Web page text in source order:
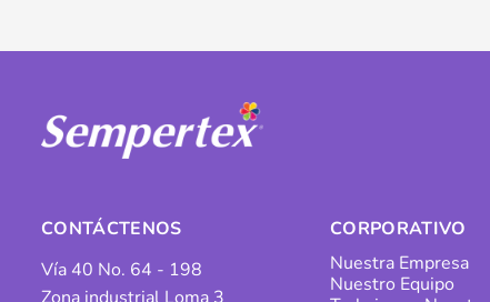
CONTÁCTENOS
Vía 40 No. 64 - 198
CORPORATIVO
Nuestra Empresa
Nuestro Equipo